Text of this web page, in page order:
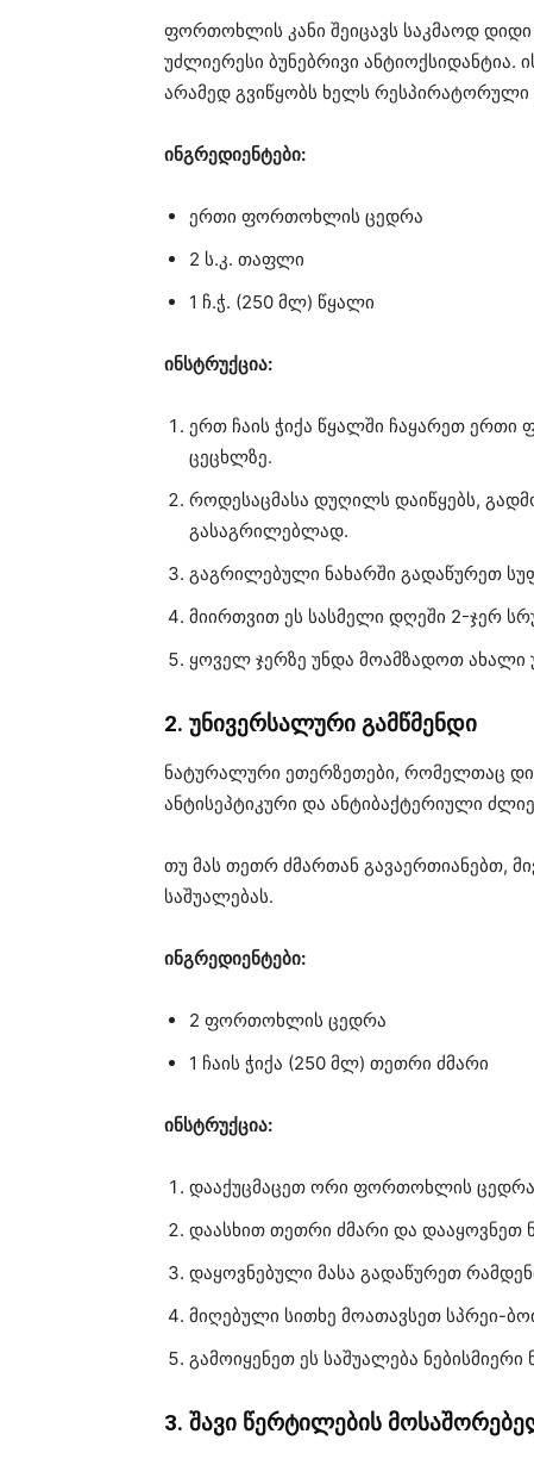
ფორთოხლის კანი შეიცავს საკმაოდ
უძლიერესი ბუნებრივი ანტიოქსიდანტია.
არამედ გვიწყობს ხელს რესპირატორული
ინგრედიენტები:
ერთი ფორთოხლის ცედრა
2 ს.კ. თაფლი
1 ჩ.ჭ. (250 მლ) წყალი
ინსტრუქცია:
ერთ ჩაის ჭიქა წყალში ჩაყარეთ
ცეცხლზე.
როდესაცმასა დუღილს დაიწყებს,
გასაგრილებლად.
გაგრილებული ნახარში გადაწურეთ
მიირთვით ეს სასმელი დღეში 2-ჯერ
ყოველ ჯერზე უნდა მოამზადოთ ახალი
2. უნივერსალური გამწმენდი
ნატურალური ეთერზეთები, რომელთაც
ანტისეპტიკური და ანტიბაქტერიული
თუ მას თეთრ ძმართან გავაერთიანებთ,
საშუალებას.
ინგრედიენტები:
2 ფორთოხლის ცედრა
1 ჩაის ჭიქა (250 მლ) თეთრი ძმარი
ინსტრუქცია:
დააქუცმაცეთ ორი ფორთოხლის ცედრა
დაასხით თეთრი ძმარი და დააყოვნეთ
დაყოვნებული მასა გადაწურეთ
მიღებული სითხე მოათავსეთ სპრეი-
გამოიყენეთ ეს საშუალება
3. შავი წერტილების